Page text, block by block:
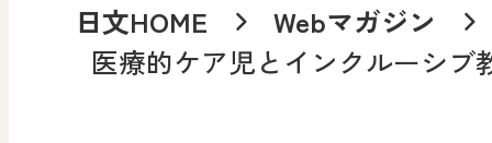
日文HOME
Webマガジン
医療的ケア児とインクルーシブ